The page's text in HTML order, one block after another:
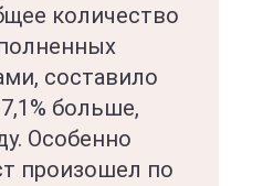
количество
составило
больше,
Особенно
произошел по